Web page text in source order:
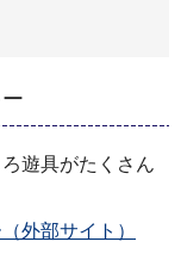
遊具がたくさん
外部サイト）